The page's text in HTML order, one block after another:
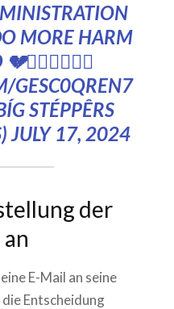
MORE HARM
GESC0QREN7
STÉPPÊRS
JULY 17, 2024
der
E-Mail an seine
Entscheidung